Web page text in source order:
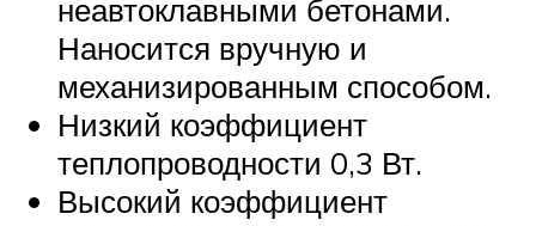
неавтоклавными бетонами.
Наносится вручную и
механизированным способом.
Низкий коэффициент
теплопроводности 0,3 Вт.
Высокий коэффициент